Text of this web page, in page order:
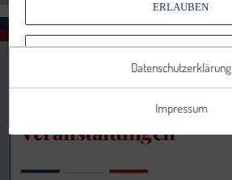
Veranstaltungen
ERLAUBEN
VERWENDEN
Datenschutzerklärung
Impressum